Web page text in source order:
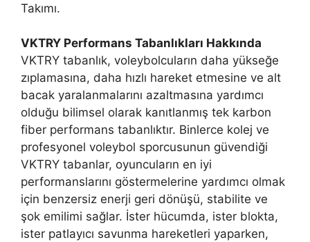
Takımı.
VKTRY Performans Tabanlıkları Hakkında
VKTRY tabanlık, voleybolcuların daha yükseğe
zıplamasına, daha hızlı hareket etmesine ve alt
bacak yaralanmalarını azaltmasına yardımcı
olduğu bilimsel olarak kanıtlanmış tek karbon
fiber performans tabanlıktır. Binlerce kolej ve
profesyonel voleybol sporcusunun güvendiği
VKTRY tabanlar, oyuncuların en iyi
performanslarını göstermelerine yardımcı olmak
için benzersiz enerji geri dönüşü, stabilite ve
şok emilimi sağlar. İster hücumda, ister blokta,
ister patlayıcı savunma hareketleri yaparken,